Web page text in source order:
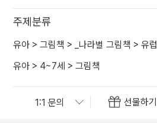
주제분류
유아 > 그림책 > _나라별 그림책 > 유럽
유아 > 4~7세 > 그림책
선물하기